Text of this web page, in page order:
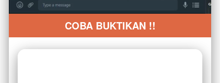
COBA BUKTIKAN !!